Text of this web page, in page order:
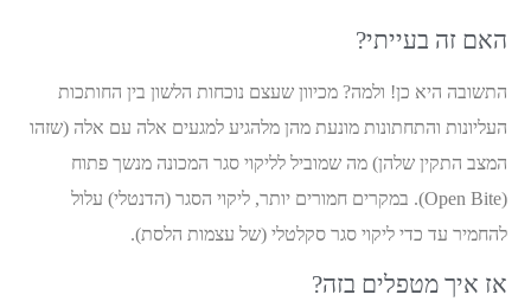
האם זה בעייתי?
התשובה היא כן! ולמה? מכיוון שעצם נוכחות הלשון בין החותכות
העליונות והתחתונות מונעת מהן מלהגיע למגעים אלה עם אלה (שזהו
המצב התקין שלהן) מה שמוביל לליקוי סגר המכונה מנשך פתוח
(Open Bite). במקרים חמורים יותר, ליקוי הסגר (הדנטלי) עלול
להחמיר עד כדי ליקוי סגר סקלטלי (של עצמות הלסת).
אז איך מטפלים בזה?